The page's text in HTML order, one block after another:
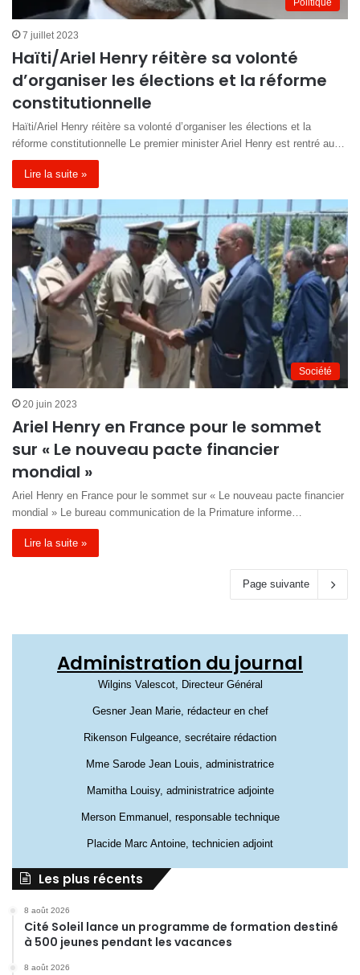
7 juillet 2023
Haïti/Ariel Henry réitère sa volonté
d’organiser les élections et la réforme
constitutionnelle
Haïti/Ariel Henry réitère sa volonté d’organiser les élections et la
réforme constitutionnelle Le premier minister Ariel Henry est rentré au…
Lire la suite »
Société
20 juin 2023
Ariel Henry en France pour le sommet
sur « Le nouveau pacte financier
mondial »
Ariel Henry en France pour le sommet sur « Le nouveau pacte financier
mondial » Le bureau communication de la Primature informe…
Lire la suite »
Page suivante
Administration du journal
Wilgins Valescot, Directeur Général
Gesner Jean Marie, rédacteur en chef
Rikenson Fulgeance, secrétaire rédaction
Mme Sarode Jean Louis, administratrice
Mamitha Louisy, administratrice adjointe
Merson Emmanuel, responsable technique
Placide Marc Antoine, technicien adjoint
Les plus récents
8 août 2026
Cité Soleil lance un programme de formation destiné
à 500 jeunes pendant les vacances
8 août 2026